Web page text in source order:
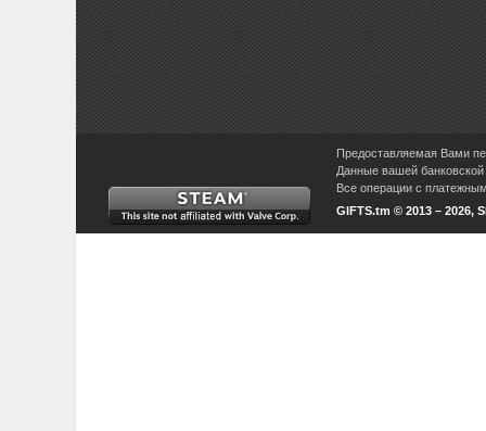
Предоставляемая Вами
Данные вашей
Все операции с
GIFTS.tm © 2013 – 2026,